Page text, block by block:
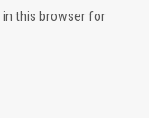
in this browser for